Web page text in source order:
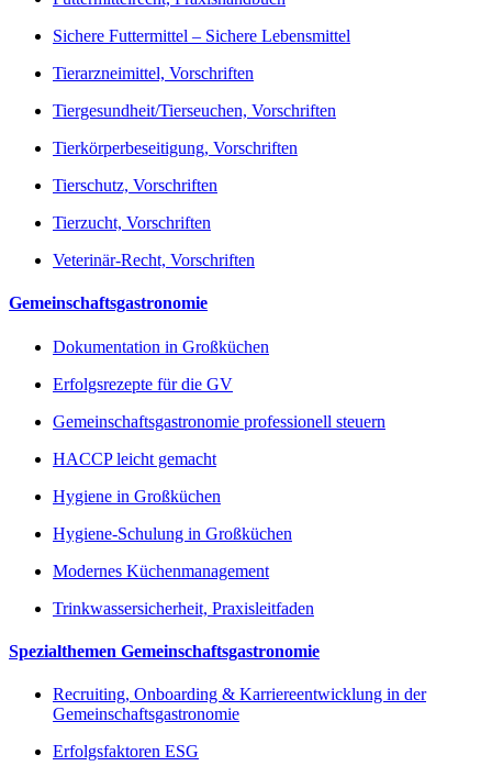
Sichere Futtermittel – Sichere Lebensmittel
Tierarzneimittel, Vorschriften
Tiergesundheit/Tierseuchen, Vorschriften
Tierkörperbeseitigung, Vorschriften
Tierschutz, Vorschriften
Tierzucht, Vorschriften
Veterinär-Recht, Vorschriften
Gemeinschaftsgastronomie
Dokumentation in Großküchen
Erfolgsrezepte für die GV
Gemeinschaftsgastronomie professionell steuern
HACCP leicht gemacht
Hygiene in Großküchen
Hygiene-Schulung in Großküchen
Modernes Küchenmanagement
Trinkwassersicherheit, Praxisleitfaden
Spezialthemen Gemeinschaftsgastronomie
Recruiting, Onboarding & Karriereentwicklung in der
Gemeinschaftsgastronomie
Erfolgsfaktoren ESG